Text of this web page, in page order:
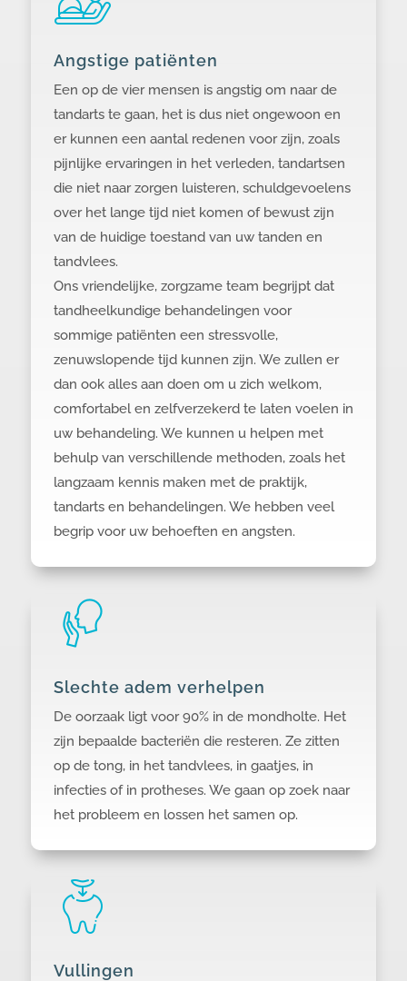
Angstige patiënten
Een op de vier mensen is angstig om naar de
tandarts te gaan, het is dus niet ongewoon en
er kunnen een aantal redenen voor zijn, zoals
pijnlijke ervaringen in het verleden, tandartsen
die niet naar zorgen luisteren, schuldgevoelens
over het lange tijd niet komen of bewust zijn
van de huidige toestand van uw tanden en
tandvlees.
Ons vriendelijke, zorgzame team begrijpt dat
tandheelkundige behandelingen voor
sommige patiënten een stressvolle,
zenuwslopende tijd kunnen zijn. We zullen er
dan ook alles aan doen om u zich welkom,
comfortabel en zelfverzekerd te laten voelen in
uw behandeling. We kunnen u helpen met
behulp van verschillende methoden, zoals het
langzaam kennis maken met de praktijk,
tandarts en behandelingen. We hebben veel
begrip voor uw behoeften en angsten.
Slechte adem verhelpen
De oorzaak ligt voor 90% in de mondholte. Het
zijn bepaalde bacteriën die resteren. Ze zitten
op de tong, in het tandvlees, in gaatjes, in
infecties of in protheses. We gaan op zoek naar
het probleem en lossen het samen op.
Vullingen